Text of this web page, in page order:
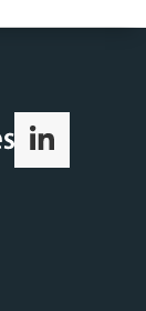
LinkedIn